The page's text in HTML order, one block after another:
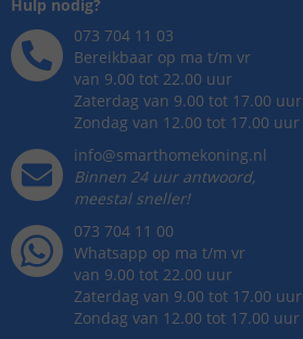
Hulp nodig?
073 704 11 03
Bereikbaar op ma t/m vr
van 9.00 tot 22.00 uur
Zaterdag van 9.00 tot 17.00 uur
Zondag van 12.00 tot 17.00 uur
info@smarthomekoning.nl
Binnen 24 uur antwoord,
meestal sneller!
073 704 11 00
Whatsapp op ma t/m vr
van 9.00 tot 22.00 uur
Zaterdag van 9.00 tot 17.00 uur
Zondag van 12.00 tot 17.00 uur